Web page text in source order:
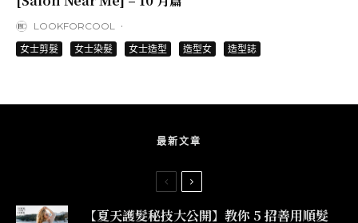
LOOKFORCOOL ·
女士剪髮 女士染髮 女士造型 造型女 造型誌
最新文章
【夏天護髮秘技大公開】教你 5 招善用順髮